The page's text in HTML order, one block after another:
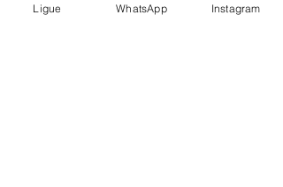
Ligue WhatsApp Instagram